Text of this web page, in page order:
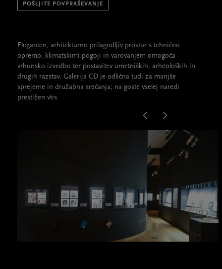
POŠLJITE POVPRAŠEVANJE
Eleganten, arhitekturno prilagodljiv prostor s tehnično
opremo, klimatskimi pogoji in varovanjem omogoča
vrhunsko izvedbo ter postavitev umetniških, arheoloških in
drugih razstav. Galerija CD je odlična tudi za manjše
sprejeme in družabna srečanja; na goste vselej naredi
prestižen vtis.